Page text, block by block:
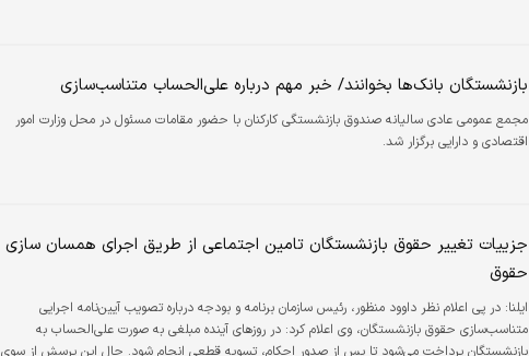
بازنشستگان بانک‌ها بخوانند/ خبر مهم درباره علی‌الحساب متناسب‌سازی
مجمع عمومی عادی سالیانه صندوق بازنشستگی کارکنان با حضور مقامات مسئول در محل وزارت امور
اقتصادی و دارایی برگزار شد.
جزییات تغییر حقوق بازنشستگان تامین اجتماعی از طریق اجرای همسان سازی
حقوق
ایلنا: در پی اعلام نظر داوود منظور، رئیس سازمان برنامه و بودجه درباره تصویب آیین‌نامه اجرایی
متناسب‌سازی حقوق بازنشستگان، وی اعلام کرد: در روزهای آینده مبلغی به صورت علی‌الحساب به